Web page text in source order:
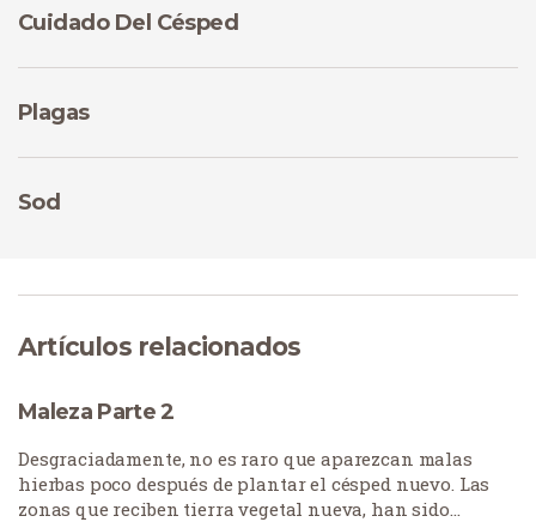
Cuidado Del Césped
Plagas
Sod
Artículos relacionados
Maleza Parte 2
Desgraciadamente, no es raro que aparezcan malas
hierbas poco después de plantar el césped nuevo. Las
zonas que reciben tierra vegetal nueva, han sido